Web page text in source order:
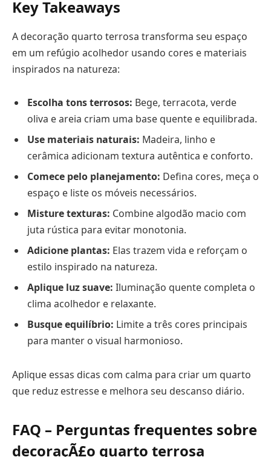
Key Takeaways
A decoração quarto terrosa transforma seu espaço
em um refúgio acolhedor usando cores e materiais
inspirados na natureza:
Escolha tons terrosos: Bege, terracota, verde
oliva e areia criam uma base quente e equilibrada.
Use materiais naturais: Madeira, linho e
cerâmica adicionam textura autêntica e conforto.
Comece pelo planejamento: Defina cores, meça o
espaço e liste os móveis necessários.
Misture texturas: Combine algodão macio com
juta rústica para evitar monotonia.
Adicione plantas: Elas trazem vida e reforçam o
estilo inspirado na natureza.
Aplique luz suave: Iluminação quente completa o
clima acolhedor e relaxante.
Busque equilíbrio: Limite a três cores principais
para manter o visual harmonioso.
Aplique essas dicas com calma para criar um quarto
que reduz estresse e melhora seu descanso diário.
FAQ – Perguntas frequentes sobre
decoraçÃ£o quarto terrosa